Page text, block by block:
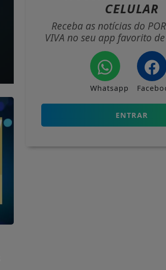
CELULAR
Receba as notícias do
VIVA no seu app favorito
Whatsapp
ENTRAR